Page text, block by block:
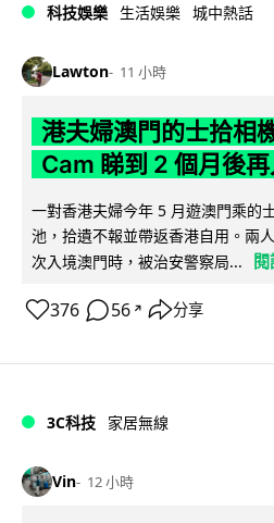
科技娛樂 生活娛樂 城中熱話
Lawton 11 小時
港夫婦澳門的士拾相
Cam 睇到 2 個月後
一對香港夫婦今年 5 月遊澳門乘的
池，拾遺不報並帶返香港自用。兩
次入境澳門時，被治安警察局...
376 56 ↗ 分享
3C科技 家居無線
Vin 12 小時